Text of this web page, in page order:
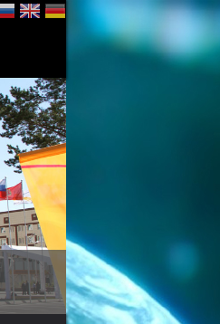
Осаму Шимомура
нобелевский лауреат,
почётный профессор СФУ